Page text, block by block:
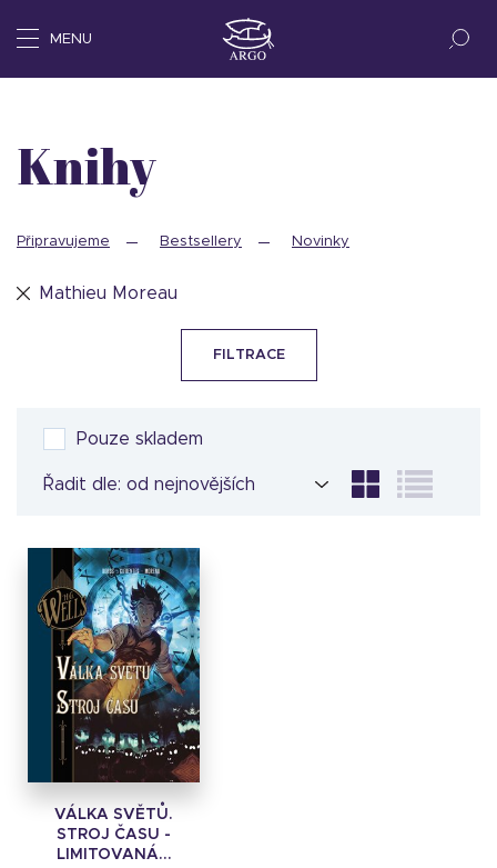
MENU
Knihy
Připravujeme Bestsellery Novinky
Mathieu Moreau
FILTRACE
Pouze skladem
Řadit dle:
VÁLKA SVĚTŮ.
STROJ ČASU -
LIMITOVANÁ...